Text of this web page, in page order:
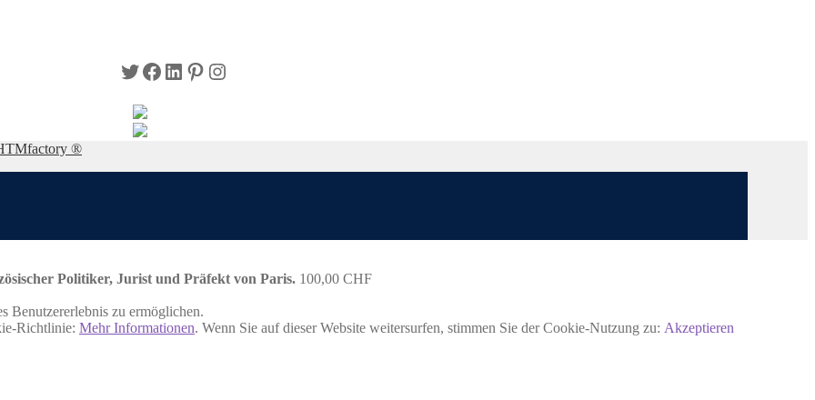
Twitter
Facebook
LinkedIn
Pinterest
Instagram
®
Politiker, Jurist und Präfekt von Paris. 100,00 CHF
Benutzererlebnis zu ermöglichen.
Richtlinie: Mehr Informationen. Wenn Sie auf dieser Website weitersurfen, stimmen Sie der Cookie-Nutzung zu: Akzeptieren